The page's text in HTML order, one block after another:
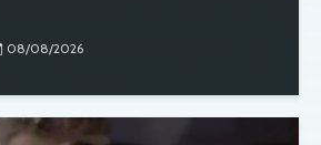
08/08/2026